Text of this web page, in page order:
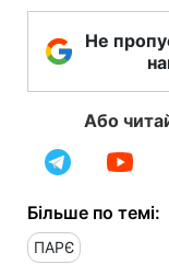
Не
Або
Більше по темі:
ПАРЄ